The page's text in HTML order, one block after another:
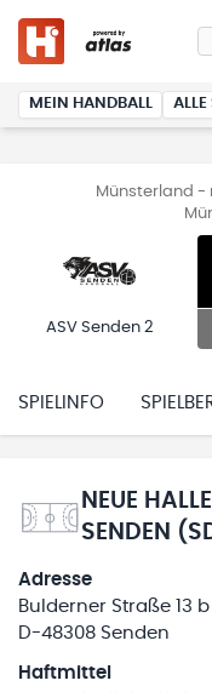
MEIN HANDBALL ALLE
Münsterland -
ASV Senden 2
SPIELINFO
NEUE
SENDEN
Adresse
Bulderner Straße 13 b
D-48308 Senden
Haftmittel